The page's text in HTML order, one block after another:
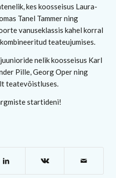
kes koosseisus Laura-
Tanel Tammer ning
vanuseklassis kahel korral
teateujumises.
nelik koosseisus Karl
Pille, Georg Oper ning
teatevõistluses.
startideni!